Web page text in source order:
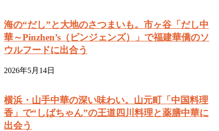
海の“だし”と大地のさつまいも。市ヶ谷「だし中
華～Pinzhen’s（ピンジェンズ）」で福建華僑のソ
ウルフードに出合う
2026年5月14日
横浜・山手中華の深い味わい。山元町「中国料理
香」で“しばちゃん”の王道四川料理と薬膳中華に
出会う